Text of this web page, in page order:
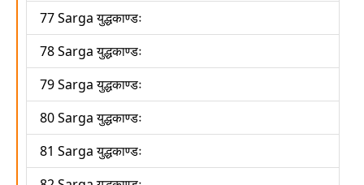
77 Sarga युद्धकाण्डः
78 Sarga युद्धकाण्डः
79 Sarga युद्धकाण्डः
80 Sarga युद्धकाण्डः
81 Sarga युद्धकाण्डः